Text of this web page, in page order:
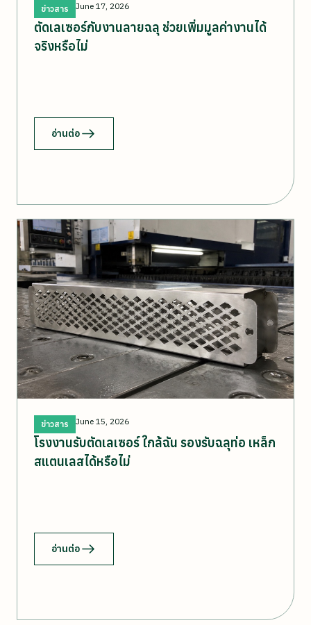
ข่าวสาร June 17, 2026
ตัดเลเซอร์กับงานลายฉลุ ช่วยเพิ่มมูลค่างานได้
จริงหรือไม่
อ่านต่อ
ข่าวสาร June 15, 2026
โรงงานรับตัดเลเซอร์ ใกล้ฉัน รองรับฉลุท่อ เหล็ก
สแตนเลสได้หรือไม่
อ่านต่อ